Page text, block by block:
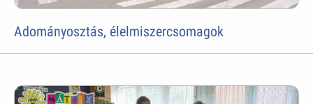
Adományosztás, élelmiszercsomagok